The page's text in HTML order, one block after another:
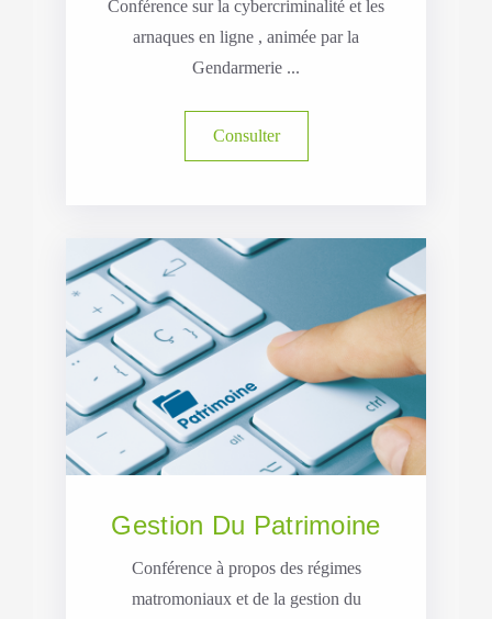
Conférence sur la cybercriminalité et les
arnaques en ligne , animée par la
Gendarmerie ...
Consulter
Gestion Du Patrimoine
Conférence à propos des régimes
matromoniaux et de la gestion du